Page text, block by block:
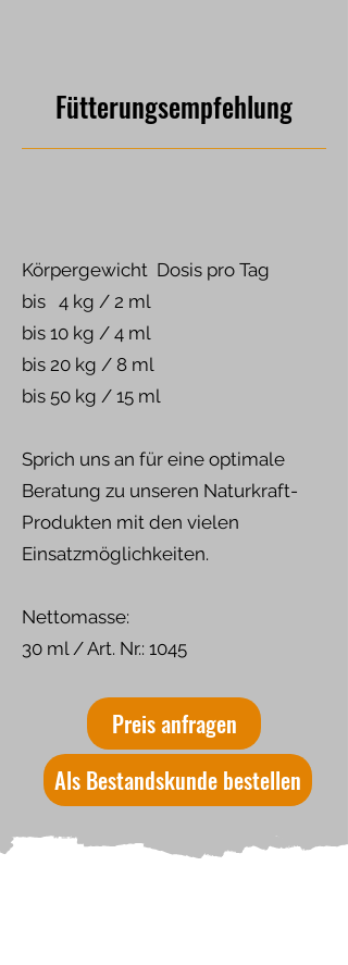
Fütterungsempfehlung
Körpergewicht Dosis pro Tag
bis 4 kg / 2 ml
bis 10 kg / 4 ml
bis 20 kg / 8 ml
bis 50 kg / 15 ml
Sprich uns an für eine optimale
Beratung zu unseren Naturkraft-
Produkten mit den vielen
Einsatzmöglichkeiten.
Nettomasse:
30 ml / Art. Nr.: 1045
Preis anfragen
Als Bestandskunde bestellen